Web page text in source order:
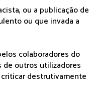
ou a publicação de
ou que invada a
colaboradores do
outros utilizadores
destrutivamente